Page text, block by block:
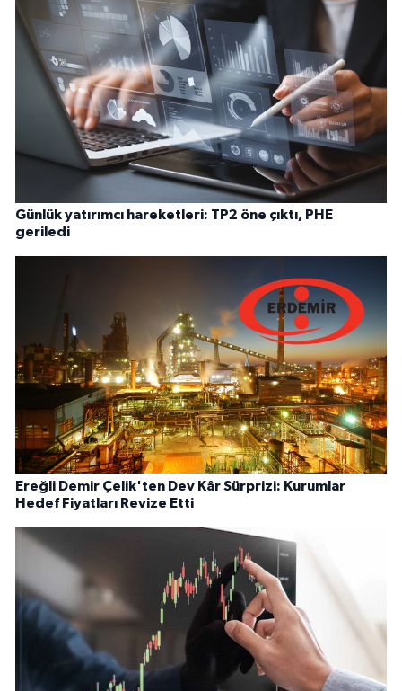
Günlük yatırımcı hareketleri: TP2 öne çıktı, PHE
geriledi
Ereğli Demir Çelik'ten Dev Kâr Sürprizi: Kurumlar
Hedef Fiyatları Revize Etti